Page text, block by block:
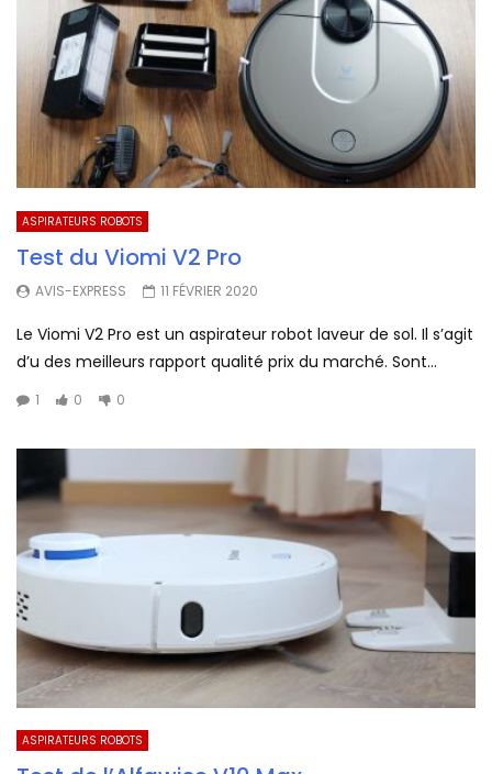
ASPIRATEURS ROBOTS
Test du Viomi V2 Pro
AVIS-EXPRESS 11 FÉVRIER 2020
Le Viomi V2 Pro est un aspirateur robot laveur de sol. Il s’agit
d’u des meilleurs rapport qualité prix du marché. Sont...
1 0 0
ASPIRATEURS ROBOTS